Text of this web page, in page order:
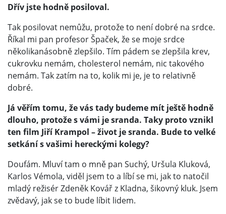
Dřív jste hodně posiloval.
Tak posilovat nemůžu, protože to není dobré na srdce.
Říkal mi pan profesor Špaček, že se moje srdce
několikanásobně zlepšilo. Tím pádem se zlepšila krev,
cukrovku nemám, cholesterol nemám, nic takového
nemám. Tak zatím na to, kolik mi je, je to relativně
dobré.
Já věřím tomu, že vás tady budeme mít ještě hodně
dlouho, protože s vámi je sranda. Taky proto vznikl
ten film Jiří Krampol – život je sranda. Bude to velké
setkání s vašimi hereckými kolegy?
Doufám. Mluví tam o mně pan Suchý, Uršula Kluková,
Karlos Vémola, viděl jsem to a líbí se mi, jak to natočil
mladý režisér Zdeněk Kovář z Kladna, šikovný kluk. Jsem
zvědavý, jak se to bude líbit lidem.